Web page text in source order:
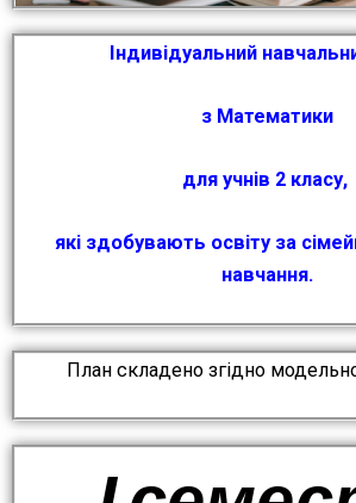
Індивідуальний
з Математики
для учнів 2 класу,
які здобувають освіту за
навчання.
План складено згідно